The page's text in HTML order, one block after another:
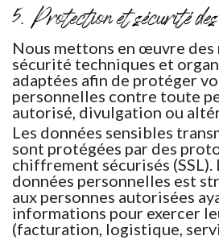
5. Protection et sécurité des
Nous mettons en œuvre des
sécurité techniques et
adaptées afin de protéger
personnelles contre toute
autorisé, divulgation ou
Les données sensibles
sont protégées par des
chiffrement sécurisés (SSL).
données personnelles est
aux personnes autorisées
informations pour exercer
(facturation, logistique,